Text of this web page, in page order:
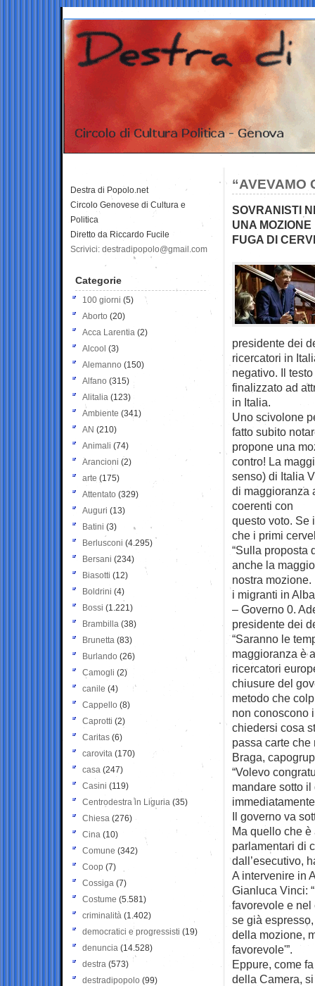
“AVEVAMO
SOVRANISTI
UNA
FUGA DI
presidente dei
ricercatori in
negativo. Il
finalizzato ad
in Italia.
Uno scivolone
fatto subito
propone una
contro! La
senso) di Italia
di maggioranza
coerenti con
questo voto. Se
che i primi
“Sulla proposta
anche la
nostra
i migranti in
– Governo 0.
presidente dei
“Saranno le
maggioranza è
ricercatori
chiusure del
metodo che
non conoscono
chiedersi cosa
passa carte che
Braga,
“Volevo
mandare sotto il
Il governo va
Ma quello che
parlamentari di
dall’esecutivo,
A intervenire in
Gianluca Vinci:
favorevole e nel
se già
della mozione,
favorevole'”.
Eppure, come
della Camera,
Destra di Popolo.net
Circolo Genovese di Cultura e
Politica
Diretto da Riccardo Fucile
Scrivici: destradipopolo@gmail.com
Categorie
100 giorni (5)
Aborto (20)
Acca Larentia (2)
Alcool (3)
Alemanno (150)
Alfano (315)
Alitalia (123)
Ambiente (341)
AN (210)
Animali (74)
Arancioni (2)
arte (175)
Attentato (329)
Auguri (13)
Batini (3)
Berlusconi (4.295)
Bersani (234)
Biasotti (12)
Boldrini (4)
Bossi (1.221)
Brambilla (38)
Brunetta (83)
Burlando (26)
Camogli (2)
canile (4)
Cappello (8)
Caprotti (2)
Caritas (6)
carovita (170)
casa (247)
Casini (119)
Centrodestra in Liguria (35)
Chiesa (276)
Cina (10)
Comune (342)
Coop (7)
Cossiga (7)
Costume (5.581)
criminalità (1.402)
democratici e progressisti (19)
denuncia (14.528)
destra (573)
destradipopolo (99)